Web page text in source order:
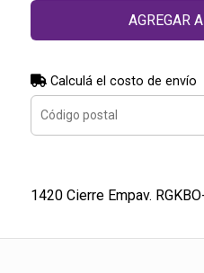
AGREGAR
Calculá el costo de envío
1420 Cierre Empav.